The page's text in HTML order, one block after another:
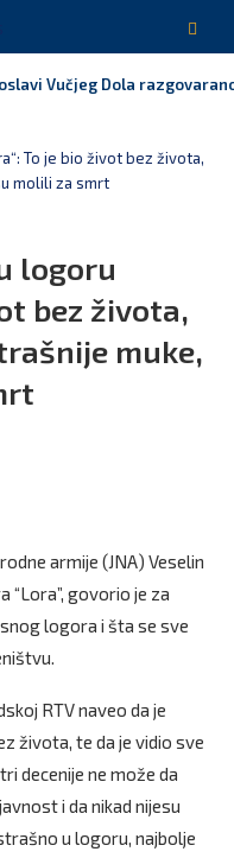
Vučjeg Dola
To je bio život bez života,
molili za smrt
logoru
bez života,
muke,
armije (JNA) Veselin
“Lora”, govorio je za
logora i šta se sve
RTV naveo da je
života, te da je vidio sve
decenije ne može da
i da nikad nijesu
u logoru, najbolje